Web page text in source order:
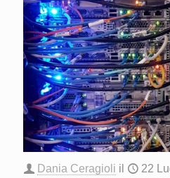
Dania Ceragioli il 22